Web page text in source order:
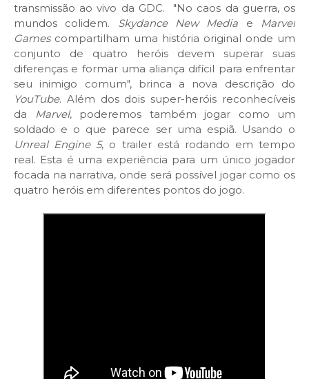
transmissão ao vivo da GDC. "No caos da guerra, os
mundos colidem. Skydance New Media e
Marvel
Gamescompartilham uma história original onde um
conjunto de quatro heróis devem superar suas
diferenças e formar uma aliança difícil para enfrentar
seu inimigo comum", brinca a nova descrição do
YouTube. Além dos dois super-heróis reconhecíveis
da
Marvel, poderemos também jogar como um
soldado e o que parece ser uma espiã. Usando o
Unreal Engine 5, o trailer está rodando em tempo
real. Esta é uma experiência para um único jogador
focada na narrativa, onde será possível jogar como os
quatro heróis em diferentes pontos do jogo.